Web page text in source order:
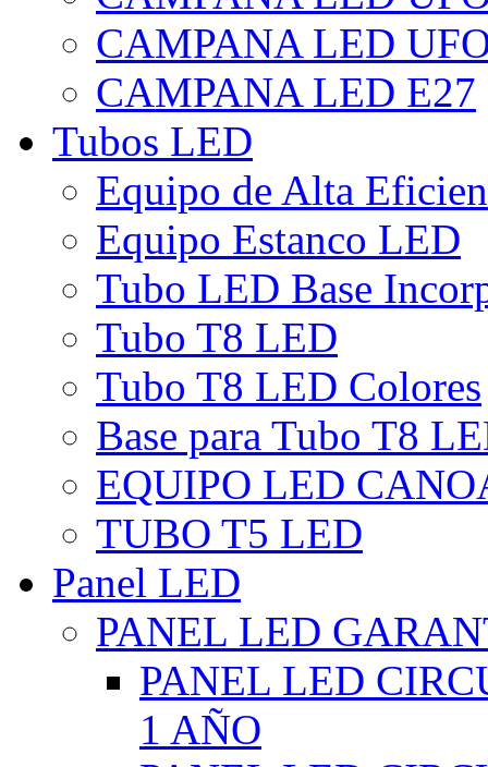
CAMPANA LED
CAMPANA LED E27
Tubos LED
Equipo de Alta
Equipo Estanco LED
Tubo LED Base
Tubo T8 LED
Tubo T8 LED Colores
Base para Tubo T8
EQUIPO LED
TUBO T5 LED
Panel LED
PANEL LED
PANEL LED
1 AÑO